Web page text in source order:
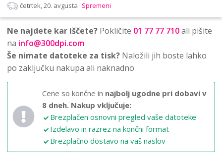
četrtek, 20. avgusta Spremeni
Ne najdete kar iščete? Pokličite 01 77 77 710ali pišite
na info@300dpi.com
Še nimate datoteke za tisk? Naložili jih boste lahko
po zaključku nakupa ali naknadno
Cene so končne in najbolj ugodne pri dobavi v
8 dneh. Nakup vključuje:
Brezplačen osnovni pregled vaše datoteke
Izdelavo in razrez na končni format
Brezplačno dostavo na vaš naslov